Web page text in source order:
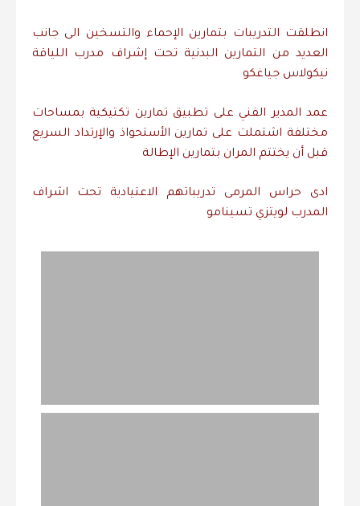
انطلقت التدريبات بتمارين الإحماء والتسخين الى جانب
العديد من التمارين البدنية تحت إشراف مدرب اللياقة
نيكولاس جياغكو
عمد المدير الفني على تطبيق تمارين تكتيكية بمساحات
مختلفة اشتملت على تمارين الأستحواذ والإرتداد السريع
قبل أن يختتم المران بتمارين الإطالة
ادى حراس المرمى تدريباتهم الاعتيادية تحت اشراف
المدرب لويتزي تسينامو